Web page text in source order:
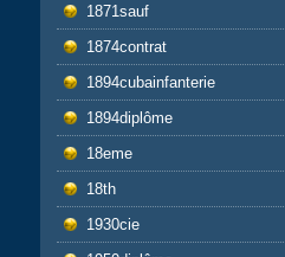
1871sauf
1874contrat
1894cubainfanterie
1894diplôme
18eme
18th
1930cie